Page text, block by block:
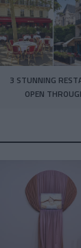
3 STUNNING
OPEN